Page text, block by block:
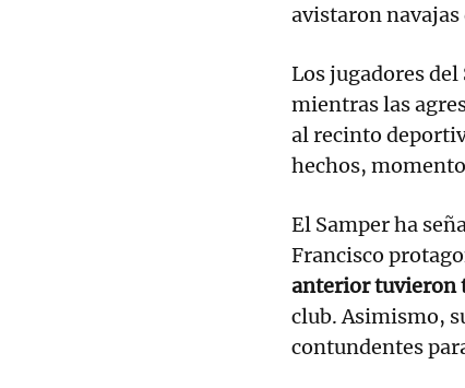
avistaron
Los jugadores
mientras las
al recinto
hechos,
El Samper ha
Francisco
anterior tuvieron
club. Asimismo,
contundentes